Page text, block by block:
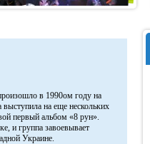
в 1990ом году на
на еще нескольких
первый альбом «8 рун».
и группа завоевывает
Украине.